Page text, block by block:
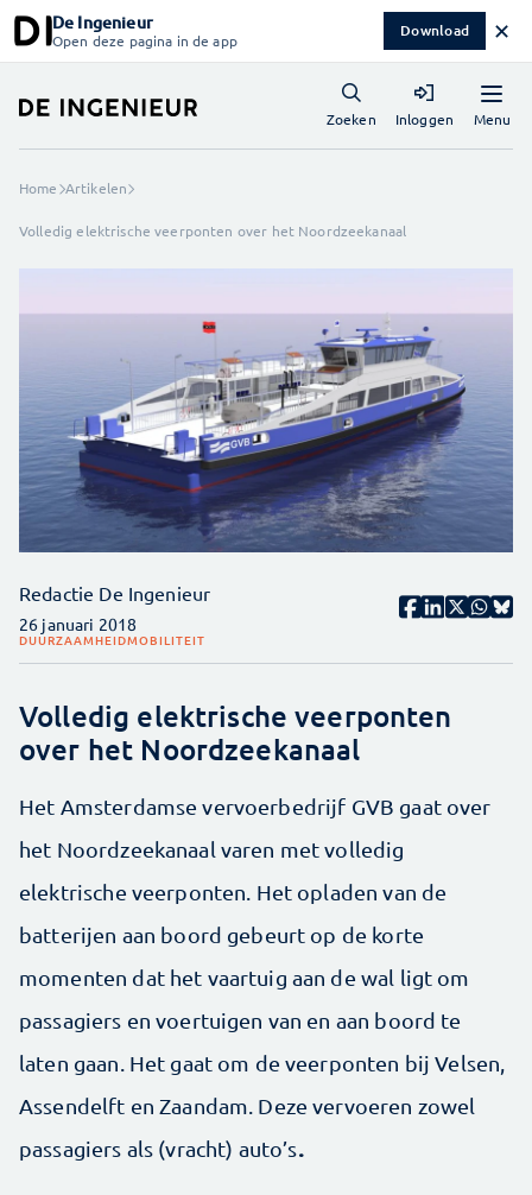
De Ingenieur
Open deze pagina in de app Download ✕
Menu
Zoeken Inloggen
Home Artikelen
Volledig elektrische veerponten over het Noordzeekanaal
Redactie De Ingenieur
26 januari 2018
DUURZAAMHEIDMOBILITEIT
Volledig elektrische veerponten
over het Noordzeekanaal
Het Amsterdamse vervoerbedrijf GVB gaat over
het Noordzeekanaal varen met volledig
elektrische veerponten. Het opladen van de
batterijen aan boord gebeurt op de korte
momenten dat het vaartuig aan de wal ligt om
passagiers en voertuigen van en aan boord te
laten gaan. Het gaat om de veerponten bij Velsen,
Assendelft en Zaandam. Deze vervoeren zowel
passagiers als (vracht) auto’s.